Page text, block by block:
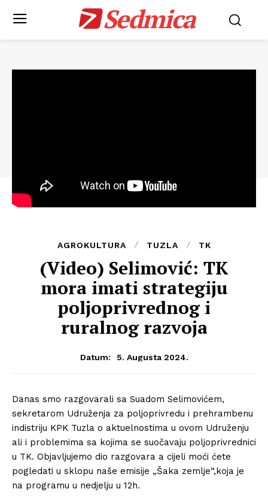
Sedmica
AGROKULTURA TUZLA TK
(Video) Selimović: TK
mora imati strategiju
poljoprivrednog i
ruralnog razvoja
Datum: 5. Augusta 2024.
Danas smo razgovarali sa Suadom Selimovićem,
sekretarom Udruženja za poljoprivredu i prehrambenu
indistriju KPK Tuzla o aktuelnostima u ovom Udruženju
ali i problemima sa kojima se suočavaju poljoprivrednici
u TK. Objavljujemo dio razgovara a cijeli moći ćete
pogledati u sklopu naše emisije „Šaka zemlje“,koja je
na programu u nedjelju u 12h.